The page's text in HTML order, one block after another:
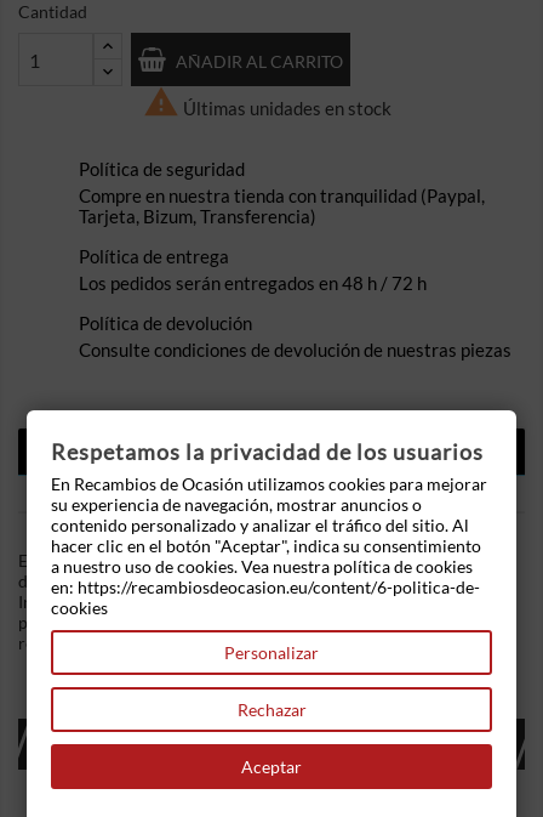
Cantidad
AÑADIR AL CARRITO
 Últimas unidades en stock
Política de seguridad
Compre en nuestra tienda con tranquilidad (Paypal,
Tarjeta, Bizum, Transferencia)
Política de entrega
Los pedidos serán entregados en 48 h / 72 h
Política de devolución
Consulte condiciones de devolución de nuestras piezas
DESCRIPCIÓN
DETALLES DEL PRODUCTO
En Recambios de Ocasion disponemos de Elevalunas delantero
derecho Ford Focus II Hatchback 1.6 TDCi (90 cv) .Referencia
Interna: 01130950574082 - Ref: Rh1450. Mecanismo eléctrico
para modelos de 3 puertas. Ademas, disponemos de mas
recambios, si tiene cualquier duda consultenos.
16 OTROS PRODUCTOS EN LA MISMA
CATEGORÍA:
Respetamos la privacidad de los usuarios
En Recambios de Ocasión utilizamos cookies para mejorar
su experiencia de navegación, mostrar anuncios o
contenido personalizado y analizar el tráfico del sitio. Al
hacer clic en el botón "Aceptar", indica su consentimiento
a nuestro uso de cookies. Vea nuestra política de cookies
en: https://recambiosdeocasion.eu/content/6-politica-de-
cookies
Personalizar
Rechazar
Aceptar